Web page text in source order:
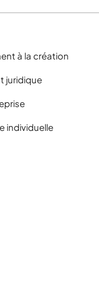
à la création
juridique
individuelle